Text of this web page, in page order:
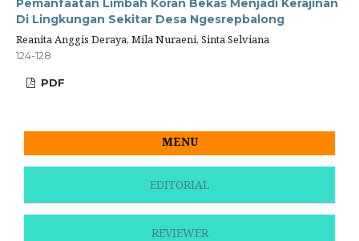
Pemanfaatan Limbah Koran Bekas Menjadi Kerajinan
Di Lingkungan Sekitar Desa Ngesrepbalong
Reanita Anggis Deraya, Mila Nuraeni, Sinta Selviana
124-128
PDF
MENU
EDITORIAL
REVIEWER